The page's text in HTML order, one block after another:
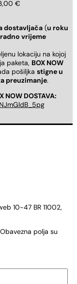
€
dostavljača (u roku
radno vrijeme
lokaciju na kojoj
paketa, BOX NOW
pošiljka stigne u
preuzimanje.
DOSTAVA:
10-47 BR 11002,
Obavezna polja su